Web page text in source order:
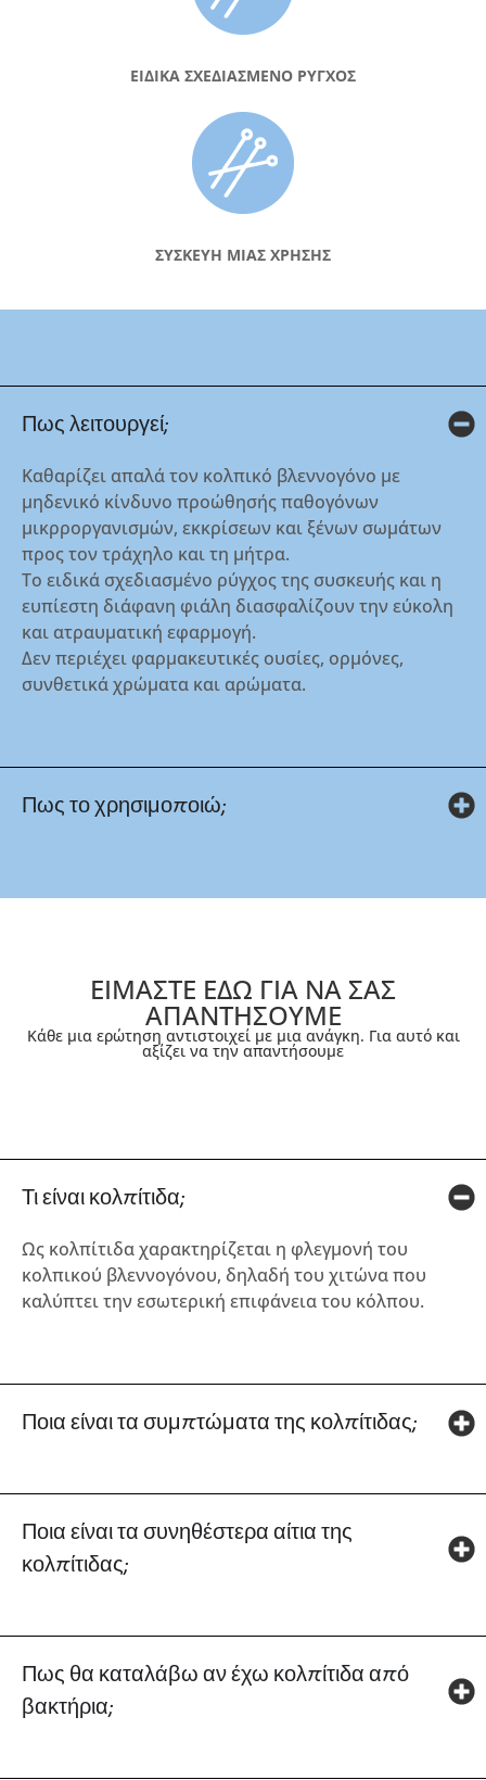
ΕΙΔΙΚΑ ΣΧΕΔΙΑΣΜΕΝΟ ΡΥΓΧΟΣ
ΣΥΣΚΕΥΗ ΜΙΑΣ ΧΡΗΣΗΣ
Πως λειτουργεί;
Καθαρίζει απαλά τον κολπικό βλεννογόνο με
μηδενικό κίνδυνο προώθησής παθογόνων
μικρροργανισμών, εκκρίσεων και ξένων σωμάτων
προς τον τράχηλο και τη μήτρα.
Το ειδικά σχεδιασμένο ρύγχος της συσκευής και η
ευπίεστη διάφανη φιάλη διασφαλίζουν την εύκολη
και ατραυματική εφαρμογή.
Δεν περιέχει φαρμακευτικές ουσίες, ορμόνες,
συνθετικά χρώματα και αρώματα.
Πως το χρησιμοποιώ;
ΕΙΜΑΣΤΕ ΕΔΩ ΓΙΑ ΝΑ ΣΑΣ
ΑΠΑΝΤΗΣΟΥΜΕ
Κάθε μια ερώτηση αντιστοιχεί με μια ανάγκη. Για αυτό και
αξίζει να την απαντήσουμε
Τι είναι κολπίτιδα;
Ως κολπίτιδα χαρακτηρίζεται η φλεγμονή του
κολπικού βλεννογόνου, δηλαδή του χιτώνα που
καλύπτει την εσωτερική επιφάνεια του κόλπου.
Ποια είναι τα συμπτώματα της κολπίτιδας;
Ποια είναι τα συνηθέστερα αίτια της
κολπίτιδας;
Πως θα καταλάβω αν έχω κολπίτιδα από
βακτήρια;